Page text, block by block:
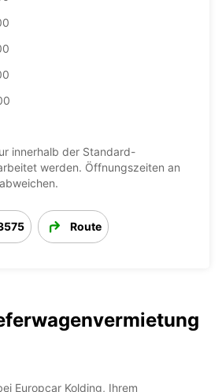
innerhalb der Standard-
werden. Öffnungszeiten an
Route
Europcar Kolding, Ihrem